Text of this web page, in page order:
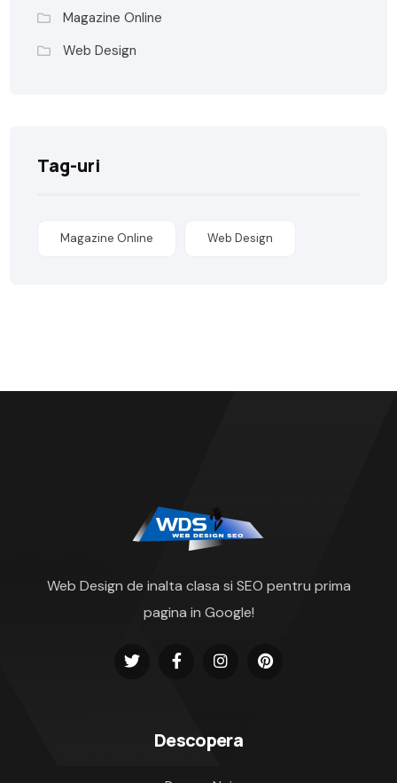
Magazine Online
Web Design
Tag-uri
Magazine Online Web Design
Web Design de inalta clasa si SEO pentru prima
pagina in Google!
Descopera